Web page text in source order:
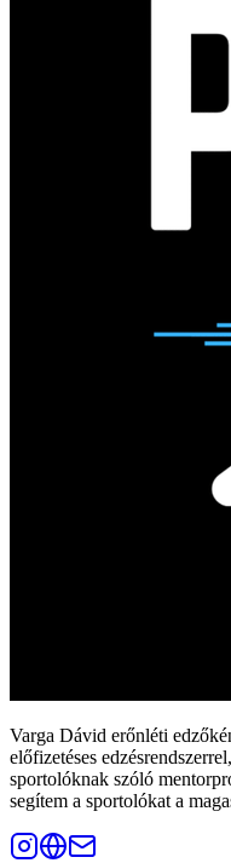
Varga Dávid erőnléti
előfizetéses
sportolóknak szóló
segítem a sportolókat a